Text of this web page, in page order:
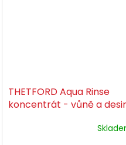
THETFORD Aqua Rinse
koncentrát - vůně a